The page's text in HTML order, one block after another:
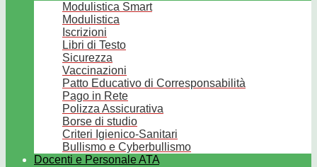
Modulistica Smart
Modulistica
Iscrizioni
Libri di Testo
Sicurezza
Vaccinazioni
Patto Educativo di Corresponsabilità
Pago in Rete
Polizza Assicurativa
Borse di studio
Criteri Igienico-Sanitari
Bullismo e Cyberbullismo
Docenti e Personale ATA